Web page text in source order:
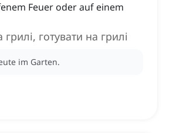
Feuer oder auf einem
готувати на грилі
im Garten.